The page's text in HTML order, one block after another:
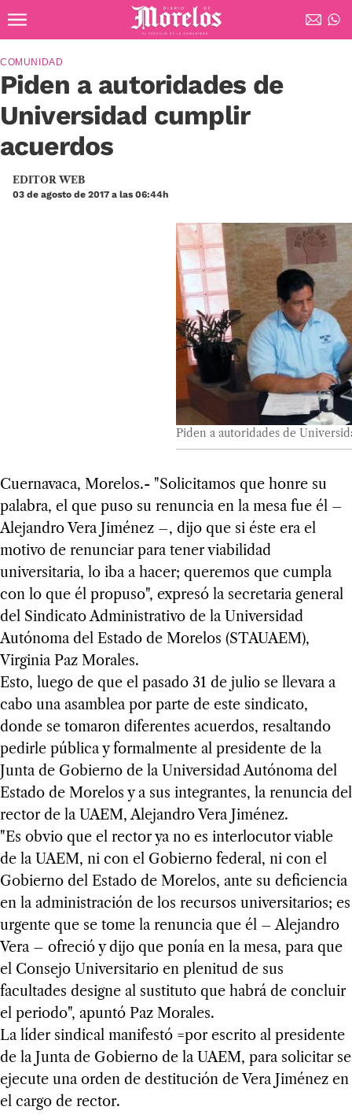
Diario de Morelos
Piden a autoridades de
Universidad cumplir
acuerdos
COMUNIDAD
EDITOR WEB
03 de agosto de 2017 a las 06:44h
Piden a autoridades de
Cuernavaca, Morelos.- "Solicitamos que honre su
palabra, el que puso su renuncia en la mesa fue él –
Alejandro Vera Jiménez –, dijo que si éste era el
motivo de renunciar para tener viabilidad
universitaria, lo iba a hacer; queremos que cumpla
con lo que él propuso", expresó la secretaria general
del Sindicato Administrativo de la Universidad
Autónoma del Estado de Morelos (STAUAEM),
Virginia Paz Morales.
Esto, luego de que el pasado 31 de julio se llevara a
cabo una asamblea por parte de este sindicato,
donde se tomaron diferentes acuerdos, resaltando
pedirle pública y formalmente al presidente de la
Junta de Gobierno de la Universidad Autónoma del
Estado de Morelos y a sus integrantes, la renuncia del
rector de la UAEM, Alejandro Vera Jiménez.
"Es obvio que el rector ya no es interlocutor viable
de la UAEM, ni con el Gobierno federal, ni con el
Gobierno del Estado de Morelos, ante su deficiencia
en la administración de los recursos universitarios; es
urgente que se tome la renuncia que él – Alejandro
Vera – ofreció y dijo que ponía en la mesa, para que
el Consejo Universitario en plenitud de sus
facultades designe al sustituto que habrá de concluir
el periodo", apuntó Paz Morales.
La líder sindical manifestó =por escrito al presidente
de la Junta de Gobierno de la UAEM, para solicitar se
ejecute una orden de destitución de Vera Jiménez en
el cargo de rector.